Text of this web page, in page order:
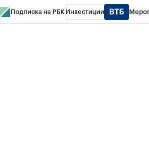
Подписка на РБК Инвестиции